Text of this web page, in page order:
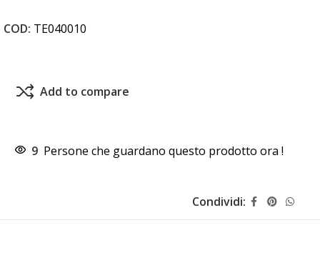
COD: TE040010
Add to compare
9 Persone che guardano questo prodotto ora !
Condividi: